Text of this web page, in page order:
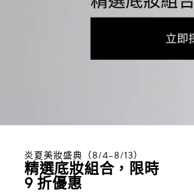
炎夏美妝盛典（8/4–8/13）
精選底妝組合，限時
9 折優惠